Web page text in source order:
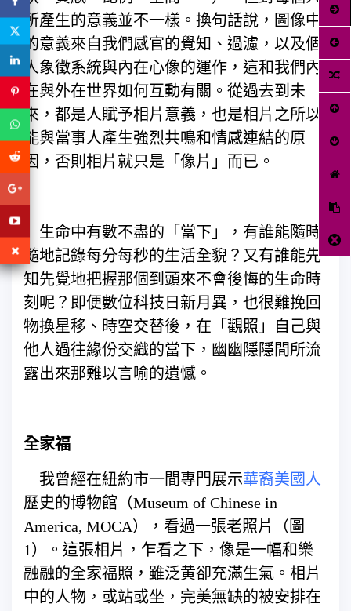
所產生的意義並不一樣。換句話說，圖像中
的意義來自我們感官的覺知、過濾，以及個
人象徵系統與內在心像的運作，這和我們內
在與外在世界如何互動有關。從過去到未
來，都是人賦予相片意義，也是相片之所以
能與當事人產生強烈共鳴和情感連結的原
因，否則相片就只是「像片」而已。
生命中有數不盡的「當下」，有誰能隨時
隨地記錄每分每秒的生活全貎？又有誰能先
知先覺地把握那個到頭來不會後悔的生命時
刻呢？即便數位科技日新月異，也很難挽回
物換星移、時空交替後，在「觀照」自己與
他人過往緣份交織的當下，幽幽隱隱間所流
露出來那難以言喻的遺憾。
全家福
我曾經在紐約市一間專門展示華裔美國人
歷史的博物館（Museum of Chinese in
America, MOCA），看過一張老照片（圖
1）。這張相片，乍看之下，像是一幅和樂
融融的全家福照，雖泛黄卻充滿生氣。相片
中的人物，或站或坐，完美無缺的被安排在